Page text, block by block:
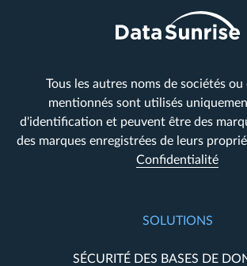
Tous les autres noms de sociétés
mentionnés sont utilisés
d'identification et peuvent être des
des marques enregistrées de leurs
Confidentialité
SOLUTIONS
SÉCURITÉ DES BASES DE